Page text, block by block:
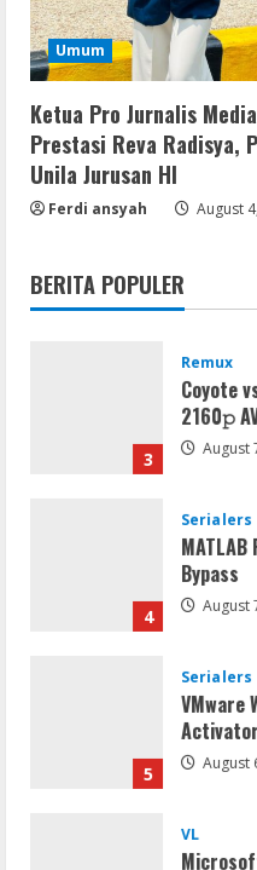
Umum
Ketua Pro Jurnalis
Prestasi Reva Radisya,
Unila Jurusan HI
Ferdi ansyah August
BERITA POPULER
1
VL
August
2
Serialers
FL
3
Remux
Coyote
2160𝚙
August
4
Serialers
Bypass
August
5
Serialers
VMware
August
VL